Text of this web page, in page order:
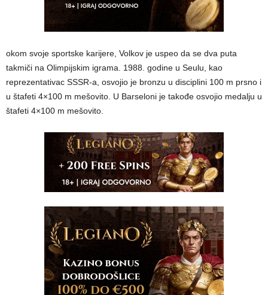
okom svoje sportske karijere, Volkov je uspeo da se dva puta
takmiči na Olimpijskim igrama. 1988. godine u Seulu, kao
reprezentativac SSSR-a, osvojio je bronzu u disciplini 100 m prsno i
u štafeti 4×100 m mešovito. U Barseloni je takođe osvojio medalju u
štafeti 4×100 m mešovito.